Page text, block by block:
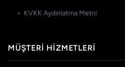
KVKK Aydınlatma Metni
MÜŞTERI HIZMETLERI